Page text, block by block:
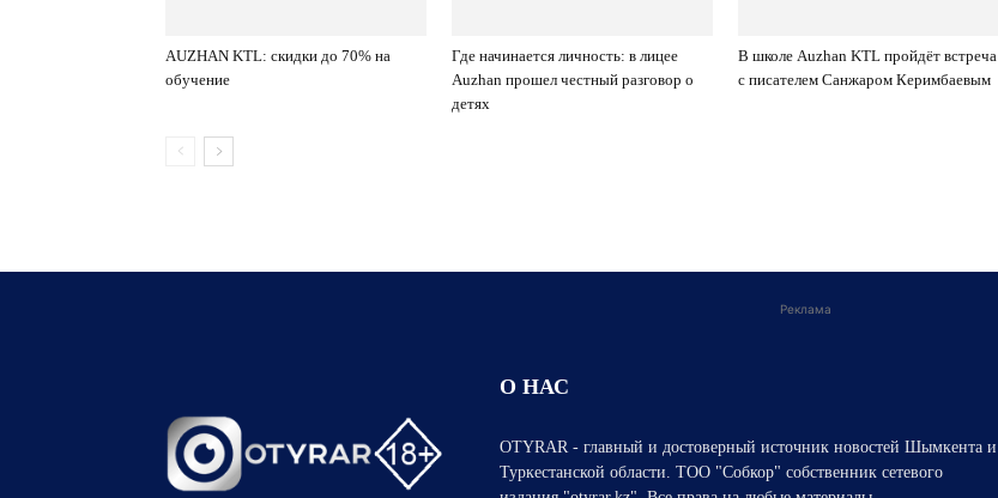
AUZHAN KTL: скидки до 70% на
обучение
Где начинается личность: в лицее
Auzhan прошел честный разговор о
детях
В школе Auzhan KTL пройдёт встреча
с писателем Санжаром Керимбаевым
Реклама
О НАС
OTYRAR - главный и достоверный источник новостей Шымкента и
Туркестанской области. ТОО "Собкор" собственник сетевого